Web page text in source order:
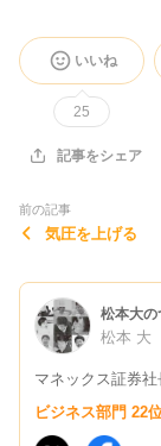
いいね
25
記事をシェア
前の記事
気圧を上げる
松本大の
松本 大
マネックス証券社
ビジネス部門 22